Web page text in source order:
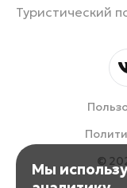
Туристический
©
Мы